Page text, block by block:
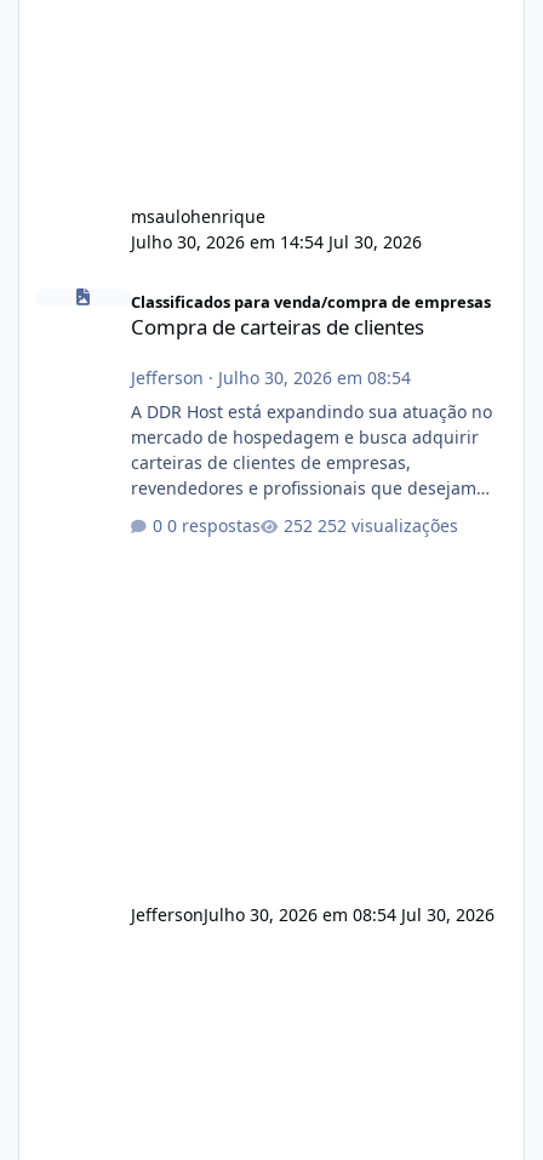
msaulohenrique
Julho 30, 2026 em 14:54 Jul 30, 2026
Compra de carteiras de clientes
Classificados para venda/compra de empresas
Compra de carteiras de clientes
Jefferson · Julho 30, 2026 em 08:54
A DDR Host está expandindo sua atuação no
mercado de hospedagem e busca adquirir
carteiras de clientes de empresas,
revendedores e profissionais que desejam
encerrar suas atividades ou reduzir sua
operação. Se você possui clientes ativos de
0 respostas 252 visualizações
JeffersonJulho 30, 2026 em 08:54 Jul 30, 2026